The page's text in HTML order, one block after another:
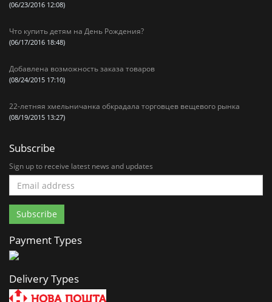
(06/23/2016 12:08)
Что купить детям на День Рождения?
(06/17/2016 18:48)
Добавлена возможность заказа товаров
(08/24/2015 17:10)
22-летняя хмельничанка обкрадала торговцев вещевого рынка
(08/19/2015 13:27)
Subscribe
Sign up to receive latest news and updates
Payment Types
Delivery Types